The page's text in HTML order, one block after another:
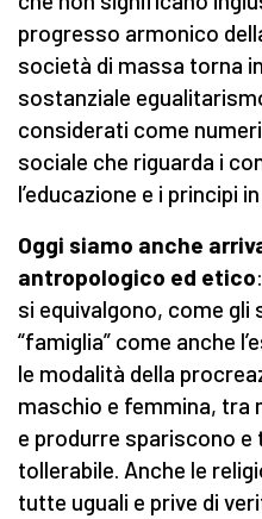
progresso armonico
società di massa torna
sostanziale
considerati come
sociale che riguarda i
l’educazione e i principi
Oggi siamo anche
antropologico ed etico
si equivalgono, come gli
“famiglia” come anche
le modalità della
maschio e femmina, tra
e produrre spariscono
tollerabile. Anche le
tutte uguali e prive di